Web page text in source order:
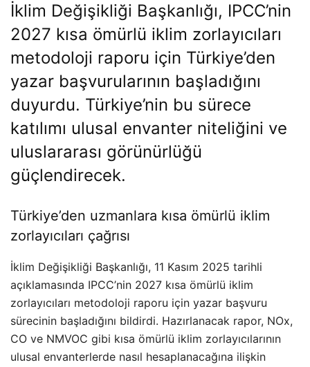
İklim Değişikliği Başkanlığı, IPCC’nin
2027 kısa ömürlü iklim zorlayıcıları
metodoloji raporu için Türkiye’den
yazar başvurularının başladığını
duyurdu. Türkiye’nin bu sürece
katılımı ulusal envanter niteliğini ve
uluslararası görünürlüğü
güçlendirecek.
Türkiye’den uzmanlara kısa ömürlü iklim
zorlayıcıları çağrısı
İklim Değişikliği Başkanlığı, 11 Kasım 2025 tarihli
açıklamasında IPCC’nin 2027 kısa ömürlü iklim
zorlayıcıları metodoloji raporu için yazar başvuru
sürecinin başladığını bildirdi. Hazırlanacak rapor, NOx,
CO ve NMVOC gibi kısa ömürlü iklim zorlayıcılarının
ulusal envanterlerde nasıl hesaplanacağına ilişkin